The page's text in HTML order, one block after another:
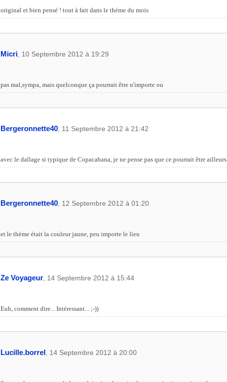
original et bien pensé ! tout à fait dans le thème du mois
Micri, 10 Septembre 2012 à 19:29
pas mal,sympa, mais quelconque ça pourrait être n'importe ou
Bergeronnette40, 11 Septembre 2012 à 21:42
avec le dallage si typique de Copacabana, je ne pense pas que ce pourrait être ailleurs
Bergeronnette40, 12 Septembre 2012 à 01:20
et le thème était la couleur jaune, peu importe le lieu
Ze Voyageur, 14 Septembre 2012 à 15:44
Euh, comment dire... Intéressant... ;-))
Lucille.borrel, 14 Septembre 2012 à 20:00